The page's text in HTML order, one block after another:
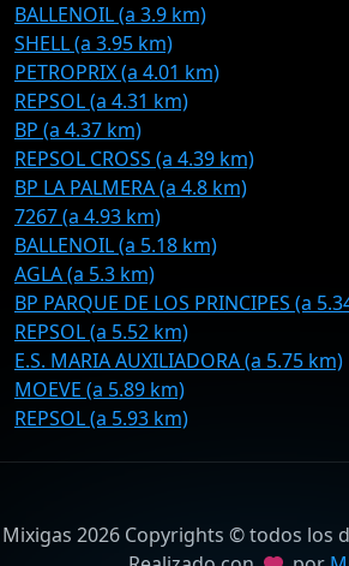
BALLENOIL (a 3.9 km)
SHELL (a 3.95 km)
PETROPRIX (a 4.01 km)
REPSOL (a 4.31 km)
BP (a 4.37 km)
REPSOL CROSS (a 4.39 km)
BP LA PALMERA (a 4.8 km)
7267 (a 4.93 km)
BALLENOIL (a 5.18 km)
AGLA (a 5.3 km)
BP PARQUE DE LOS PRINCIPES (a
REPSOL (a 5.52 km)
E.S. MARIA AUXILIADORA (a 5.75 km)
MOEVE (a 5.89 km)
REPSOL (a 5.93 km)
Mixigas 2026 Copyrights © todos los